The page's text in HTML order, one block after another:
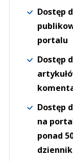
Dostęp
portalu
Dostęp
Dostęp
na
ponad